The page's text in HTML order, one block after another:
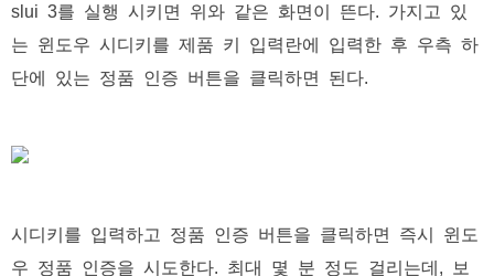
slui 3를 실행 시키면 위와 같은 화면이 뜬다. 가지고 있
는 윈도우 시디키를 제품 키 입력란에 입력한 후 우측 하
단에 있는 정품 인증 버튼을 클릭하면 된다.
시디키를 입력하고 정품 인증 버튼을 클릭하면 즉시 윈도
우 정품 인증을 시도한다. 최대 몇 분 정도 걸리는데, 보